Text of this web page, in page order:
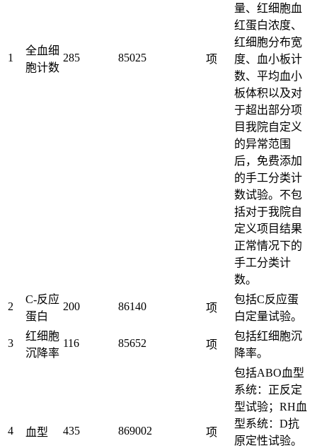
1
全血细
胞计数
285 85025 项
量、红细胞血
红蛋白浓度、
红细胞分布宽
度、血小板计
数、平均血小
板体积以及对
于超出部分项
目我院自定义
的异常范围
后，免费添加
的手工分类计
数试验。不包
括对于我院自
定义项目结果
正常情况下的
手工分类计
数。
2
C-反应
蛋白
200 86140 项
包括C反应蛋
白定量试验。
3
红细胞
沉降率
116 85652 项
包括红细胞沉
降率。
4 血型 435 869002 项
包括ABO血型
系统：正反定
型试验；RH血
型系统：D抗
原定性试验。